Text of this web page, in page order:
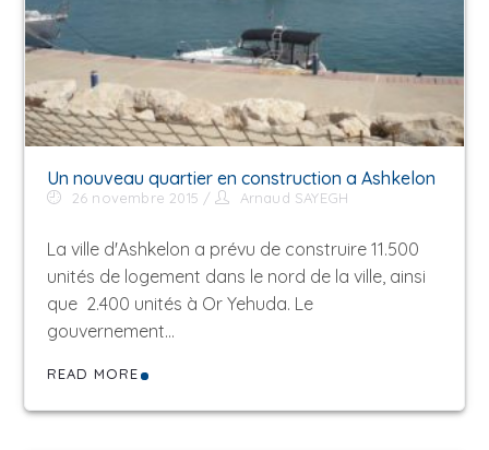
Un nouveau quartier en construction a Ashkelon
26 novembre 2015 Arnaud SAYEGH
La ville d'Ashkelon a prévu de construire 11.500
unités de logement dans le nord de la ville, ainsi
que 2.400 unités à Or Yehuda. Le
gouvernement…
READ MORE